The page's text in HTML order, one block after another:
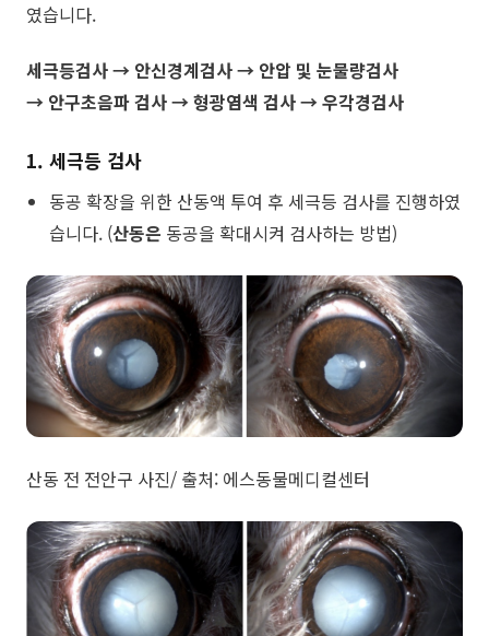
였습니다.
​세극등검사 → 안신경계검사 → 안압 및 눈물량검사
→ 안구초음파 검사 → 형광염색 검사 → 우각경검사
1. 세극등 검사
동공 확장을 위한 산동액 투여 후 세극등 검사를 진행하였
습니다. (산동은 동공을 확대시켜 검사하는 방법)
​산동 전 전안구 사진/ 출처: 에스동물메디컬센터